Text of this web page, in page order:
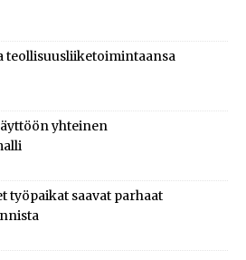
teollisuusliiketoimintaansa
yhteinen
työpaikat saavat parhaat